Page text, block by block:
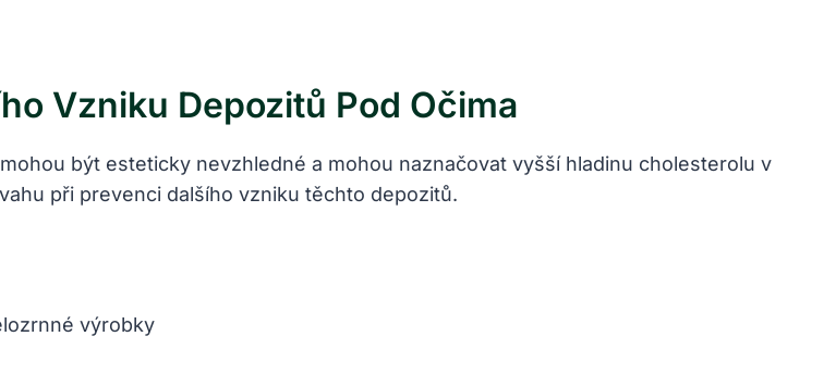
Vzniku Depozitů Pod Očima
být esteticky nevzhledné a mohou naznačovat vyšší hladinu cholesterolu v
při prevenci dalšího vzniku těchto depozitů.
výrobky